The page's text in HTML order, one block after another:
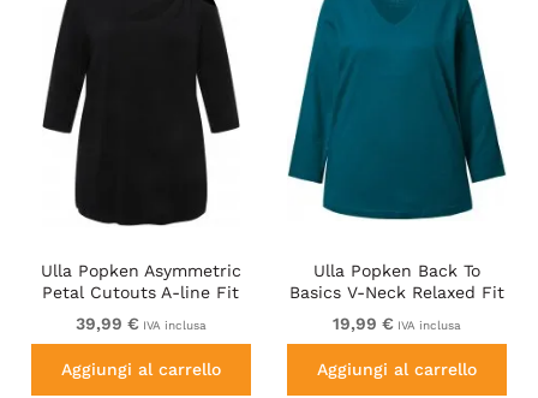
Ulla Popken Asymmetric
Petal Cutouts A-line Fit
Stretch Knit Top Black
39,99 € IVA inclusa
Aggiungi al carrello
Ulla Popken Back To
Basics V-Neck Relaxed Fit
Cotton Tee Cerulean
19,99 € IVA inclusa
Aggiungi al carrello